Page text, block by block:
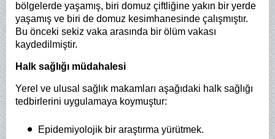
bölgelerde yaşamış, biri domuz çiftliğine yakın bir yerde
yaşamış ve biri de domuz kesimhanesinde çalışmıştır.
Bu önceki sekiz vaka arasında bir ölüm vakası
kaydedilmiştir.
Halk sağlığı müdahalesi
Yerel ve ulusal sağlık makamları aşağıdaki halk sağlığı
tedbirlerini uygulamaya koymuştur:
Epidemiyolojik bir araştırma yürütmek.